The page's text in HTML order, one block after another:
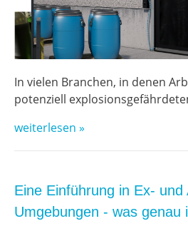
In vielen Branchen, in denen
potenziell
weiterlesen »
Eine Einführung in Ex- und
Umgebungen - was genau